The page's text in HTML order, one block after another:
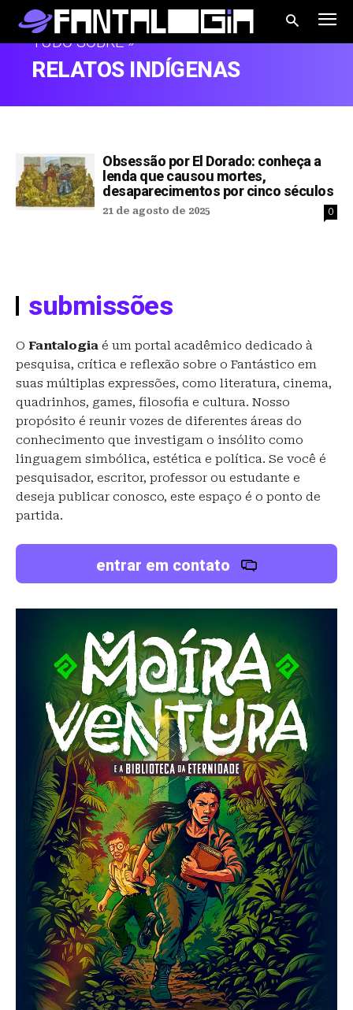
TUDO SOBRE »
RELATOS INDÍGENAS
Obsessão por El Dorado: conheça a
lenda que causou mortes,
desaparecimentos por cinco séculos
21 de agosto de 2025 0
submissões
O Fantalogia é um portal acadêmico dedicado à
pesquisa, crítica e reflexão sobre o Fantástico em
suas múltiplas expressões, como literatura, cinema,
quadrinhos, games, filosofia e cultura. Nosso
propósito é reunir vozes de diferentes áreas do
conhecimento que investigam o insólito como
linguagem simbólica, estética e política. Se você é
pesquisador, escritor, professor ou estudante e
deseja publicar conosco, este espaço é o ponto de
partida.
entrar em contato